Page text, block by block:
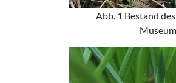
Abb. 1 Bestand des